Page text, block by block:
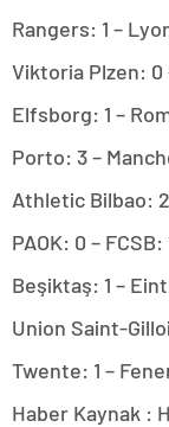
Rangers: 1 –
Viktoria Plzen:
Elfsborg: 1 –
Porto: 3 –
Athletic Bilbao:
PAOK: 0 – FCSB:
Beşiktaş: 1 –
Union Saint-
Twente: 1 –
Haber Kaynak :